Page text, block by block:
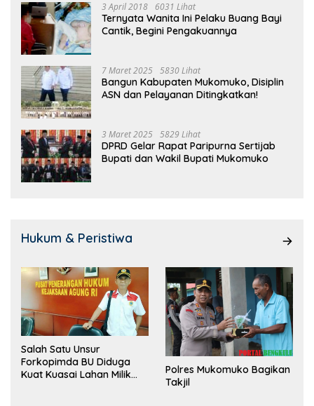
3 April 2018 6031 Lihat
Ternyata Wanita Ini Pelaku Buang Bayi
Cantik, Begini Pengakuannya
7 Maret 2025 5830 Lihat
Bangun Kabupaten Mukomuko, Disiplin
ASN dan Pelayanan Ditingkatkan!
3 Maret 2025 5829 Lihat
DPRD Gelar Rapat Paripurna Sertijab
Bupati dan Wakil Bupati Mukomuko
Hukum & Peristiwa
Salah Satu Unsur
Forkopimda BU Diduga
Kuat Kuasai Lahan Milik
Polres Mukomuko Bagikan
Takjil